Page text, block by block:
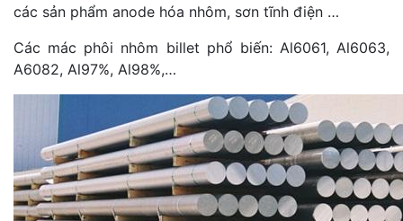
các sản phẩm anode hóa nhôm, sơn tĩnh điện …
Các mác phôi nhôm billet phổ biến: Al6061, Al6063,
A6082, Al97%, Al98%,…